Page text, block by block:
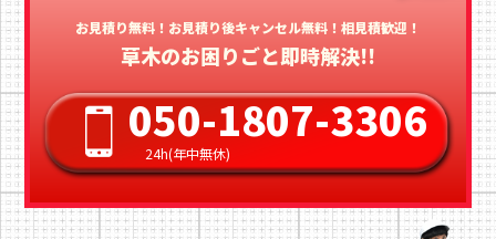
お見積り無料！お見積り後キャンセル無料！相見積歓迎！
草木のお困りごと即時解決!!
050-1807-3306
24h(年中無休)